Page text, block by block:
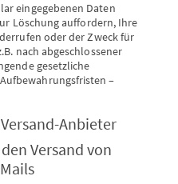
eingegebenen Daten
Löschung auffordern, Ihre
oder der Zweck für
nach abgeschlossener
gesetzliche
–
Anbieter
Versand von